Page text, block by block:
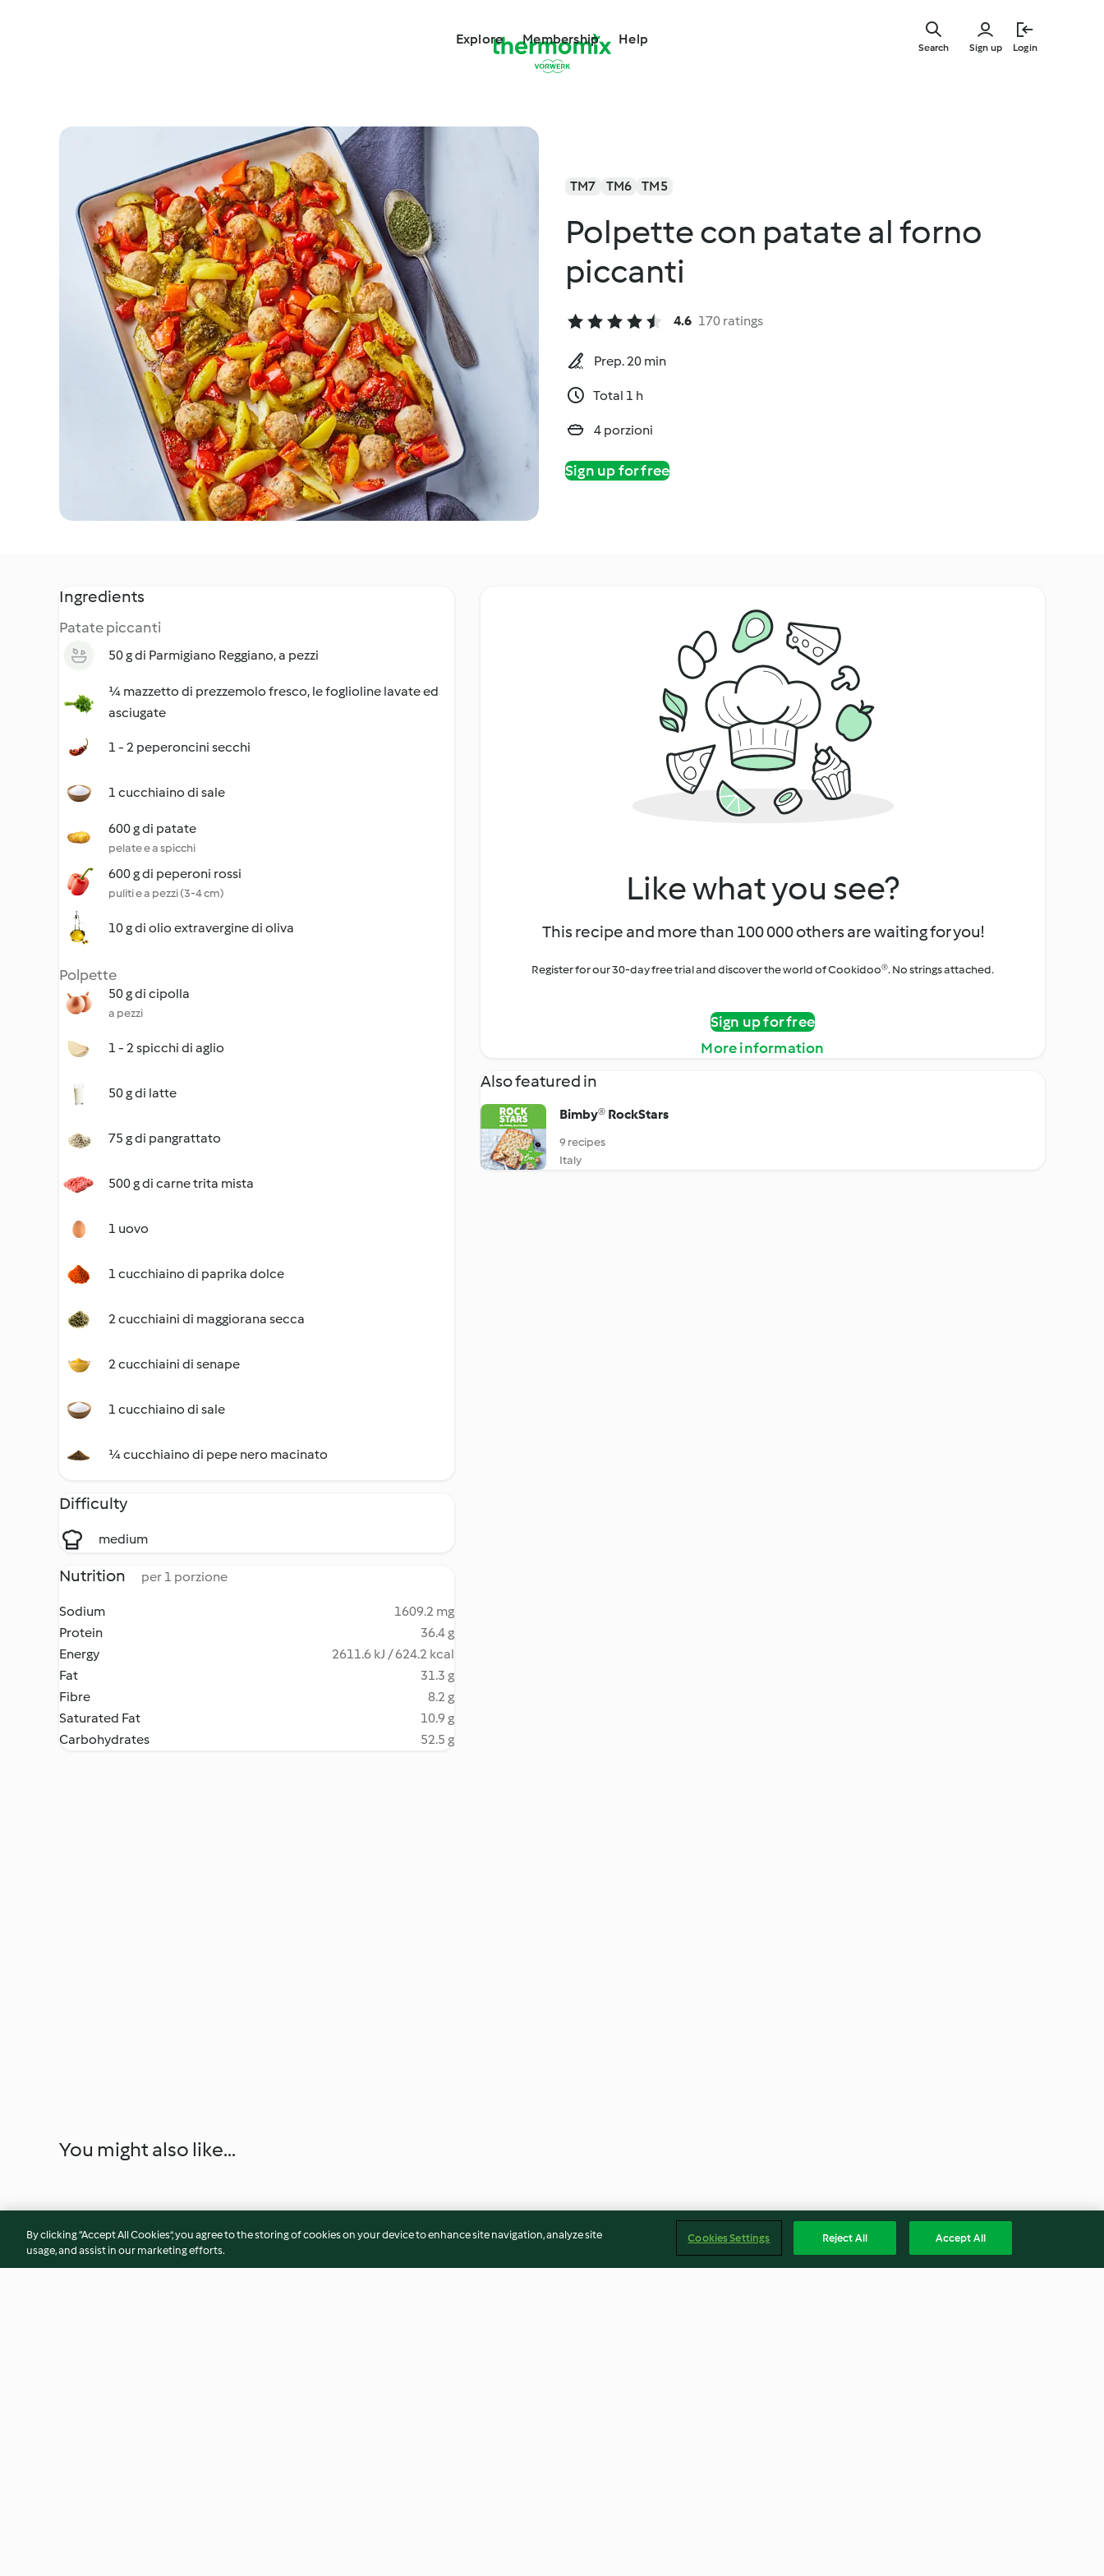
Explore Membership Help
Sign up Login
Search
TM7 TM6 TM5
Polpette con patate al forno
piccanti
4.6 170 ratings
Prep. 20 min
Total 1 h
4 porzioni
Sign up for free
Ingredients
Patate piccanti
50 g di Parmigiano Reggiano, a pezzi
¼ mazzetto di prezzemolo fresco, le foglioline lavate ed
asciugate
1 - 2 peperoncini secchi
1 cucchiaino di sale
600 g di patate
pelate e a spicchi
600 g di peperoni rossi
puliti e a pezzi (3-4 cm)
10 g di olio extravergine di oliva
Polpette
50 g di cipolla
a pezzi
1 - 2 spicchi di aglio
50 g di latte
75 g di pangrattato
500 g di carne trita mista
1 uovo
1 cucchiaino di paprika dolce
2 cucchiaini di maggiorana secca
2 cucchiaini di senape
1 cucchiaino di sale
¼ cucchiaino di pepe nero macinato
Difficulty
medium
Nutrition per 1 porzione
Sodium
1609.2 mg
Protein
36.4 g
Energy
2611.6 kJ / 624.2 kcal
Fat
31.3 g
Fibre
8.2 g
Saturated Fat
10.9 g
Carbohydrates
52.5 g
Like what you see?
This recipe and more than 100 000 others are waiting for you!
Register for our 30-day free trial and discover the world of Cookidoo®. No strings attached.
Sign up for free
More information
Also featured in
Bimby® RockStars
9 recipes
Italy
You might also like...
By clicking “Accept All Cookies”, you agree to the storing of cookies on your device to enhance site navigation, analyze site
usage, and assist in our marketing efforts.
Cookies Settings Reject All Accept All